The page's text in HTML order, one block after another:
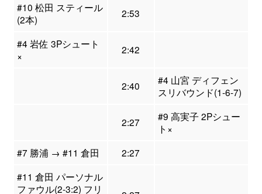
#10 松田 スティール
(2本)
2:53
#4 岩佐 3Pシュート
×
2:42
2:40
#4 山宮 ディフェン
スリバウンド(1-6-7)
2:27
#9 高実子 2Pシュー
ト×
#7 勝浦 → #11 倉田
2:27
#11 倉田 パーソナル
ファウル(2-3:2) フリ